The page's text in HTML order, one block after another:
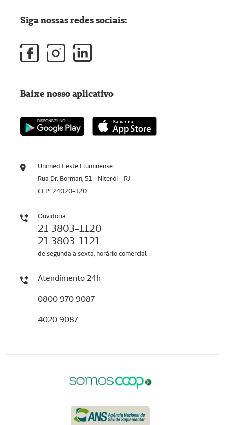
Unimed Leste Fluminense
Rua Dr. Borman, 51 - Niterói - RJ
CEP: 24020-320
Ouvidoria
21 3803-1120
21 3803-1121
de segunda a sexta, horário comercial
Atendimento 24h
0800 970 9087
4020 9087
Siga nossas redes sociais:
Baixe nosso aplicativo